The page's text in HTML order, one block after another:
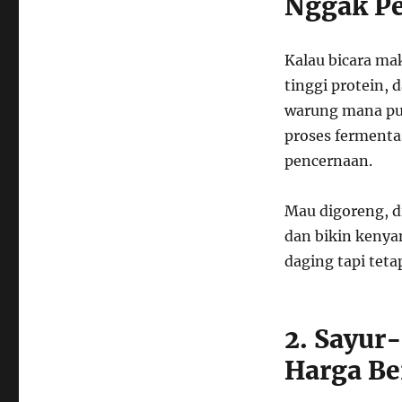
Kalau bicara
tinggi protein,
warung mana
proses
pencernaan.
Mau digoreng,
dan bikin
daging tapi
2.
Harga